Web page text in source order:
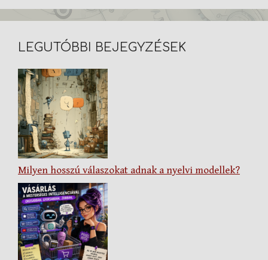
LEGUTÓBBI BEJEGYZÉSEK
Milyen hosszú válaszokat adnak a nyelvi modellek?